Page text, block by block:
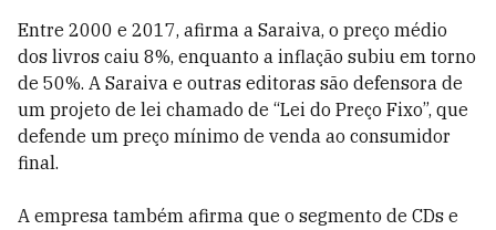
Entre 2000 e 2017, afirma a Saraiva, o preço médio
dos livros caiu 8%, enquanto a inflação subiu em torno
de 50%. A Saraiva e outras editoras são defensora de
um projeto de lei chamado de “Lei do Preço Fixo”, que
defende um preço mínimo de venda ao consumidor
final.
A empresa também afirma que o segmento de CDs e